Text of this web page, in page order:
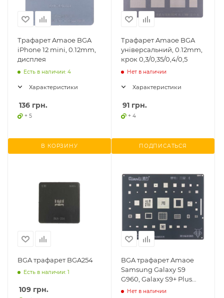
Трафарет Amaoe BGA
iPhone 12 mini, 0.12mm,
дисплея
Есть в наличии: 4
Характеристики
136 грн.
+ 5
В КОРЗИНУ
Трафарет Amaoe BGA
універсальний, 0.12mm,
крок 0,3/0,35/0,4/0,5
Нет в наличии
Характеристики
91 грн.
+ 4
ПОДПИСАТЬСЯ
BGA трафарет BGA254
Есть в наличии: 1
109 грн.
BGA трафарет Amaoe
Samsung Galaxy S9
G960, Galaxy S9+ Plus
G965
Нет в наличии